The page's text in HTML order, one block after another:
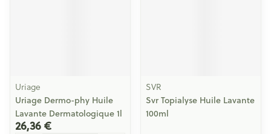
Uriage
Uriage Dermo-phy Huile
Lavante Dermatologique 1l
26,36 €
SVR
Svr Topialyse Huile Lavante
100ml